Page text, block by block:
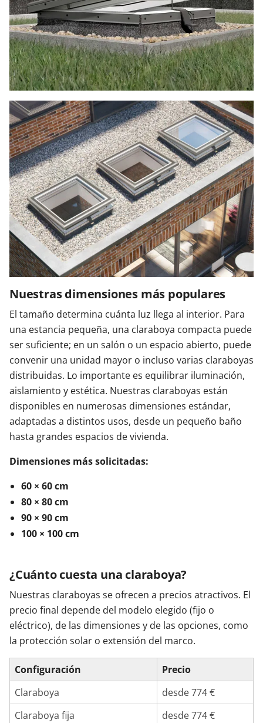
Nuestras dimensiones más populares
El tamaño determina cuánta luz llega al interior. Para
una estancia pequeña, una claraboya compacta puede
ser suficiente; en un salón o un espacio abierto, puede
convenir una unidad mayor o incluso varias claraboyas
distribuidas. Lo importante es equilibrar iluminación,
aislamiento y estética. Nuestras claraboyas están
disponibles en numerosas dimensiones estándar,
adaptadas a distintos usos, desde un pequeño baño
hasta grandes espacios de vivienda.
Dimensiones más solicitadas:
60 × 60 cm
80 × 80 cm
90 × 90 cm
100 × 100 cm
¿Cuánto cuesta una claraboya?
Nuestras claraboyas se ofrecen a precios atractivos. El
precio final depende del modelo elegido (fijo o
eléctrico), de las dimensiones y de las opciones, como
la protección solar o extensión del marco.
Configuración
Precio
Claraboya
desde 774 €
Claraboya fija
desde 774 €